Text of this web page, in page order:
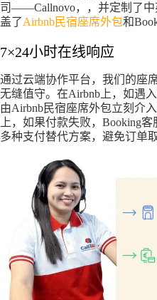
司——Callnovo，，并定制了中
盖了Airbnb民宿座席外包和
7×24小时在线响应
通过云端协作平台，我们的座
无缝值守。在Airbnb上，如遇
由Airbnb民宿座席外包立刻介
上，如果付款失败，Booking
多种支付替代方案，避免订单取